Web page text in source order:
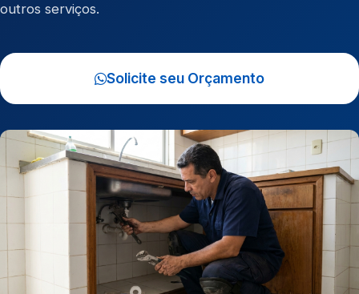
outros serviços.
Solicite seu Orçamento